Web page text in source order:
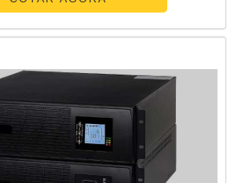
o site da E. C. A. Equipamentos
companhia é possível encontrar